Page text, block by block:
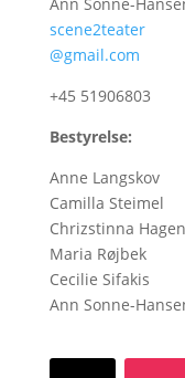
scene2teater
@gmail.com
+45 51906803
Bestyrelse:
Anne Langskov
Camilla Steimel
Chrizstinna Hagen
Maria Røjbek
Cecilie Sifakis
Ann Sonne-